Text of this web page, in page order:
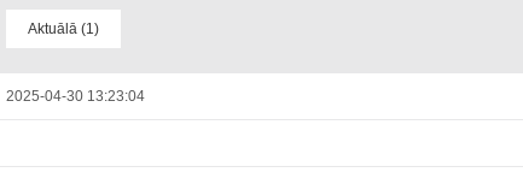
Aktuālā (1)
2025-04-30 13:23:04